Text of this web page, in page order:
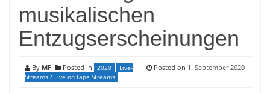
musikalischen
Entzugserscheinungen
By MF Posted in 2020
Live-
Streams / Live on tape Streams
Posted on 1. September 2020